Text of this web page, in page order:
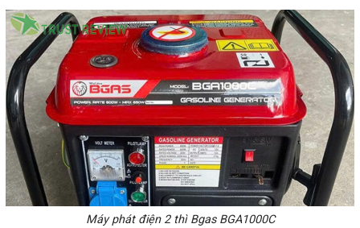
Máy phát điện 2 thì Bgas BGA1000C